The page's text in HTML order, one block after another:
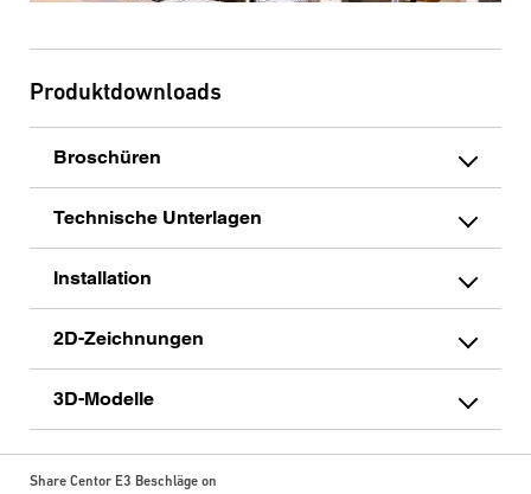
Produktdownloads
Broschüren
Technische Unterlagen
Installation
2D-Zeichnungen
3D-Modelle
Share Centor E3 Beschläge on